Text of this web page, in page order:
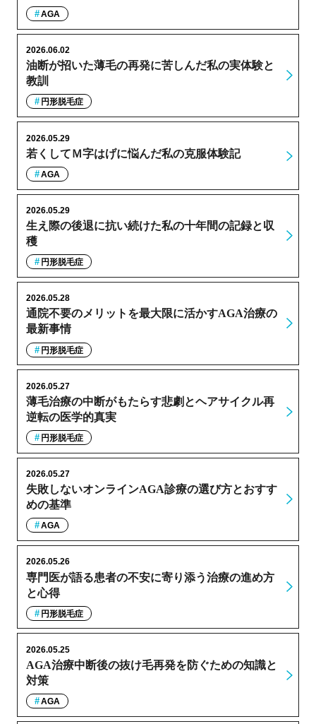
AGA
油断が招いた薄毛の再発に苦しんだ私の実体験と
教訓
2026.06.02
円形脱毛症
若くしてＭ字はげに悩んだ私の克服体験記
2026.05.29
AGA
生え際の後退に抗い続けた私の十年間の記録と収
穫
2026.05.29
円形脱毛症
通院不要のメリットを最大限に活かすAGA治療の
最新事情
2026.05.28
円形脱毛症
薄毛治療の中断がもたらす悲劇とヘアサイクル再
逆転の医学的真実
2026.05.27
円形脱毛症
失敗しないオンラインAGA診療の選び方とおすす
めの基準
2026.05.27
AGA
専門医が語る患者の不安に寄り添う治療の進め方
と心得
2026.05.26
円形脱毛症
AGA治療中断後の抜け毛再発を防ぐための知識と
対策
2026.05.25
AGA